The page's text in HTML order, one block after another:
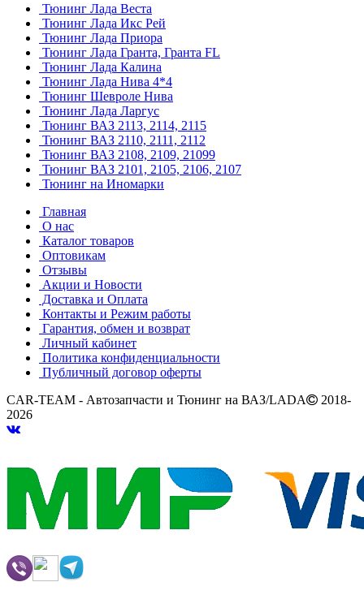
Тюнинг Лада Веста
Тюнинг Лада Икс Рей
Тюнинг Лада Приора
Тюнинг Лада Гранта, Гранта FL
Тюнинг Лада Калина
Тюнинг Лада Нива 4*4
Тюнинг Шевроле Нива
Тюнинг Лада Ларгус
Тюнинг ВАЗ 2113, 2114, 2115
Тюнинг ВАЗ 2110, 2111, 2112
Тюнинг ВАЗ 2108, 2109, 21099
Тюнинг ВАЗ 2101, 2105, 2106, 2107
Тюнинг на Иномарки
Главная
О нас
Каталог товаров
Оптовикам
Отзывы
Акции и Новости
Доставка и Оплата
Контакты и Режим работы
Гарантия, обмен и возврат
Личный кабинет
Политика конфиденциальности
Публичный договор оферты
CAR-TEAM - Автозапчасти и Тюнинг на ВАЗ/LADA
2018-
2026